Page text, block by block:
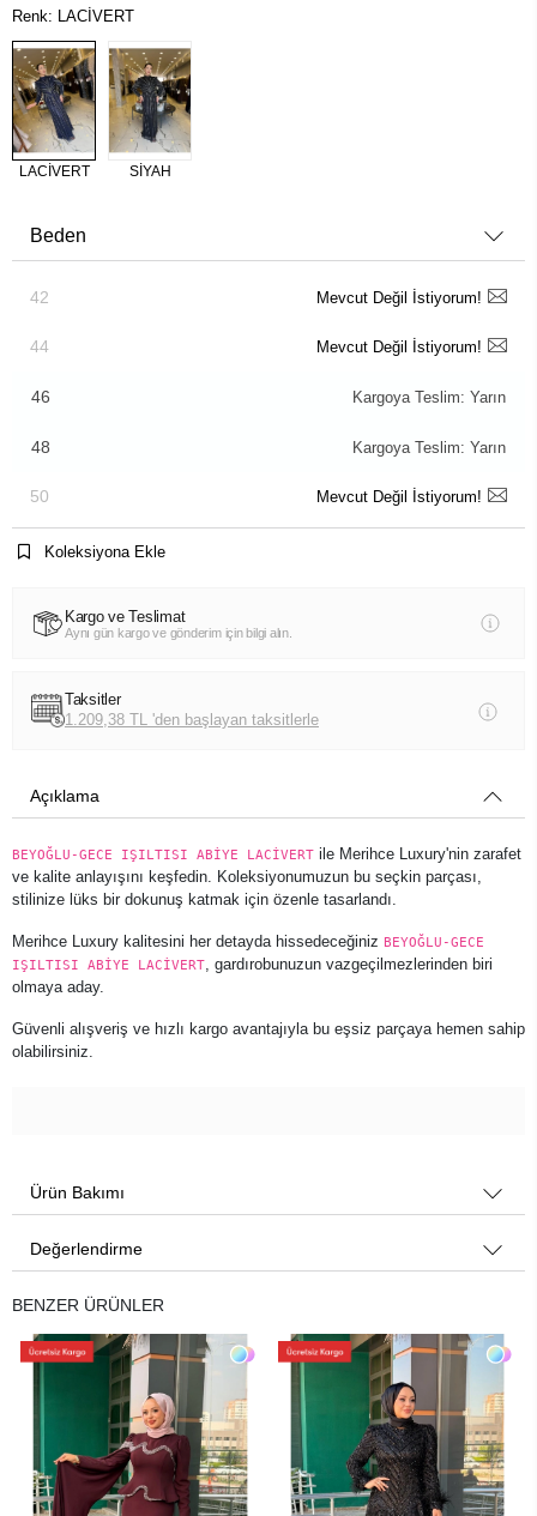
Renk: LACİVERT
LACİVERT SİYAH
Beden
42 Mevcut Değil İstiyorum!
44 Mevcut Değil İstiyorum!
46 Kargoya Teslim: Yarın
48 Kargoya Teslim: Yarın
50 Mevcut Değil İstiyorum!
Koleksiyona Ekle
Kargo ve Teslimat
Aynı gün kargo ve gönderim için bilgi alın.
Taksitler
1.209,38 TL 'den başlayan taksitlerle
Açıklama
BEYOĞLU-GECE IŞILTISI ABİYE LACİVERT ile Merihce Luxury'nin zarafet
ve kalite anlayışını keşfedin. Koleksiyonumuzun bu seçkin parçası,
stilinize lüks bir dokunuş katmak için özenle tasarlandı.
Merihce Luxury kalitesini her detayda hissedeceğiniz BEYOĞLU-GECE
IŞILTISI ABİYE LACİVERT, gardırobunuzun vazgeçilmezlerinden biri
olmaya aday.
Güvenli alışveriş ve hızlı kargo avantajıyla bu eşsiz parçaya hemen sahip
olabilirsiniz.
Ürün Bakımı
Değerlendirme
BENZER ÜRÜNLER